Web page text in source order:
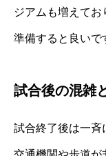
ジアムも増えてお
準備すると良いで
試合後の混雑
試合終了後は一斉